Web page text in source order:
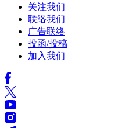
关注我们
联络我们
广告联络
投函/投稿
加入我们